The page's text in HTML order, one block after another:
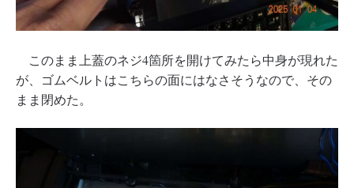
このまま上蓋のネジ4箇所を開けてみたら中身が現れた
が、ゴムベルトはこちらの面にはなさそうなので、その
まま閉めた。